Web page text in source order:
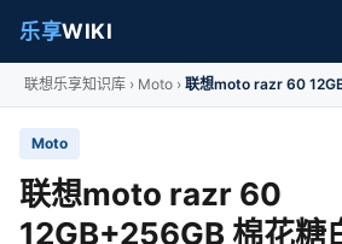
乐享WIKI
联想乐享知识库 Moto 联想moto razr 60
Moto
联想moto razr 60
12GB+256GB 棉花糖